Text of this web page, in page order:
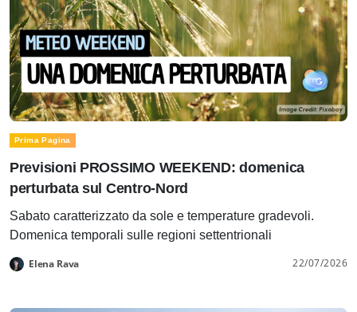
Prima Pagina
Previsioni PROSSIMO WEEKEND: domenica
perturbata sul Centro-Nord
Sabato caratterizzato da sole e temperature gradevoli.
Domenica temporali sulle regioni settentrionali
Elena Rava 22/07/2026